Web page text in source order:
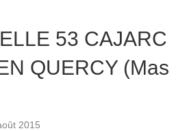
53 CAJARC
QUERCY (Mas
2015